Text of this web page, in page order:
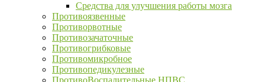
Средства для улучшения работы мозга
Противоязвенные
Противорвотные
Противозачаточные
Противогрибковые
Противомикробное
Противопедикулезные